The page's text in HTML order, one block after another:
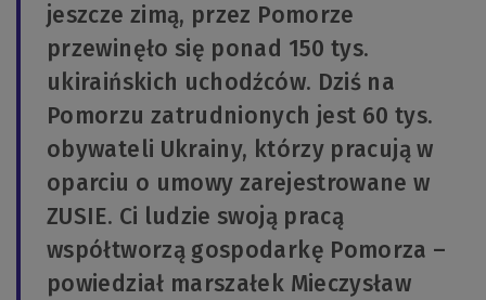
jeszcze zimą, przez Pomorze
przewinęło się ponad 150 tys.
ukiraińskich uchodźców. Dziś na
Pomorzu zatrudnionych jest 60 tys.
obywateli Ukrainy, którzy pracują w
oparciu o umowy zarejestrowane w
ZUSIE. Ci ludzie swoją pracą
współtworzą gospodarkę Pomorza –
powiedział marszałek Mieczysław